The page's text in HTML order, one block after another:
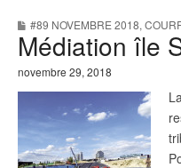
o
o
k
e
r
#89 NOVEMBRE 2018,
Médiation île
novembre 29, 2018